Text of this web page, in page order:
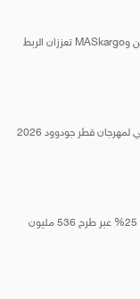
جسر جوي جديد.. القطرية للشحن وMASkargo تعززان الربط
Visit Qatar تعود كشريك رسمي لمهرجان قطر جودوود 2026
بلدنا توافق على زيادة رأسمالها 25% عبر طرح 536 مليون